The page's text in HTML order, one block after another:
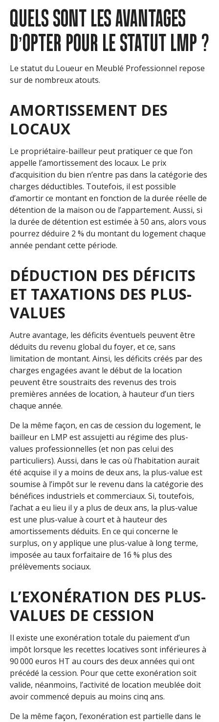
QUELS SONT LES AVANTAGES
D’OPTER POUR LE STATUT LMP ?
Le statut du Loueur en Meublé Professionnel repose
sur de nombreux atouts.
AMORTISSEMENT DES
LOCAUX
Le propriétaire-bailleur peut pratiquer ce que l’on
appelle l’amortissement des locaux. Le prix
d’acquisition du bien n’entre pas dans la catégorie des
charges déductibles. Toutefois, il est possible
d’amortir ce montant en fonction de la durée réelle de
détention de la maison ou de l’appartement. Aussi, si
la durée de détention est estimée à 50 ans, alors vous
pourrez déduire 2 % du montant du logement chaque
année pendant cette période.
DÉDUCTION DES DÉFICITS
ET TAXATIONS DES PLUS-
VALUES
Autre avantage, les déficits éventuels peuvent être
déduits du revenu global du foyer, et ce, sans
limitation de montant. Ainsi, les déficits créés par des
charges engagées avant le début de la location
peuvent être soustraits des revenus des trois
premières années de location, à hauteur d’un tiers
chaque année.
De la même façon, en cas de cession du logement, le
bailleur en LMP est assujetti au régime des plus-
values professionnelles (et non pas celui des
particuliers). Aussi, dans le cas où l’habitation aurait
été acquise il y a moins de deux ans, la plus-value est
soumise à l’impôt sur le revenu dans la catégorie des
bénéfices industriels et commerciaux. Si, toutefois,
l’achat a eu lieu il y a plus de deux ans, la plus-value
est une plus-value à court et à hauteur des
amortissements déduits. En ce qui concerne le
surplus, on y applique une plus-value à long terme,
imposée au taux forfaitaire de 16 % plus des
prélèvements sociaux.
L’EXONÉRATION DES PLUS-
VALUES DE CESSION
Il existe une exonération totale du paiement d’un
impôt lorsque les recettes locatives sont inférieures à
90 000 euros HT au cours des deux années qui ont
précédé la cession. Pour que cette exonération soit
valide, néanmoins, l’activité de location meublée doit
avoir commencé depuis au moins cinq ans.
De la même façon, l’exonération est partielle dans le